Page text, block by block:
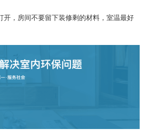
开，房间不要留下装修剩的材料，室温最好